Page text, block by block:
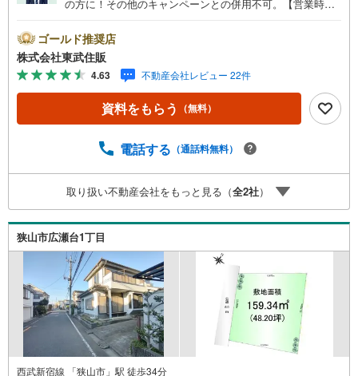
の方に！その他のキャンペーンとの併用不可。【営業時
がスムーズです。住み替えをご希望の方は自社買取保証付
売却プランがございます。お気軽にお問い合わせくださ
い。●ひばりヶ丘駅徒歩22分●建築条件なし●更地渡し●都市
ガス・本下水◇当社の強みは（1）リフォーム（当社でも再
販事業を行っている為、お客様に最適なプランをご提供で
きます。）（2）注文住宅のご紹介（提携ハウスメーカー7
ンをご紹介できます。）◇ふじみ野市、川越市、富士見市
など、住まいに関する不動産情報を豊富に取り揃えており
ます。またリフォームの相談も承ります。◇インターネッ
ト予約で当日現地見学が可能です（1）［室内・現地を見学
する］をクリック（2）本日～4日以内をご希望の方は「ご
要望・ご質問欄」に希望日時をご記入ください！
ゴールド推奨店
株式会社東武住販
4.63 不動産会社レビュー 22件
資料をもらう （無料）
電話する （通話料無料）
取り扱い不動産会社をもっと見る（全2社）
狭山市広瀬台1丁目
西武新宿線 「狭山市」駅 徒歩34分